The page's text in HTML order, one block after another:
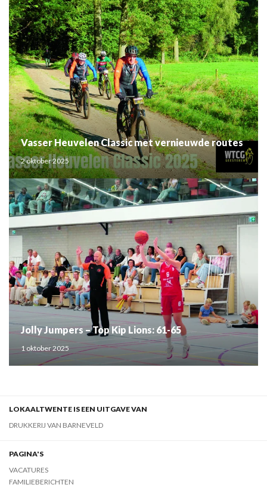
Vasser Heuvelen Classic met vernieuwde routes
2 oktober 2025
Jolly Jumpers – Top Kip Lions: 61-65
1 oktober 2025
LOKAALTWENTE IS EEN UITGAVE VAN
DRUKKERIJ VAN BARNEVELD
PAGINA'S
VACATURES
FAMILIEBERICHTEN